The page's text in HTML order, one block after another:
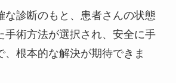
な診断のもと、患者さんの状態
手術方法が選択され、安全に手
、根本的な解決が期待できま